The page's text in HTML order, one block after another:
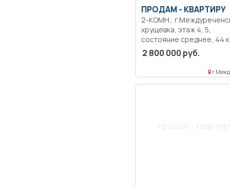
ПРОДАМ - КВАРТИРУ
2-КОМН., г Междуреченск,
хрущевка, этаж 4, 5,
состояние среднее, 44 кв.м,
31 кв.м, пластиковые
угловая, расположение
комнат вагончиком,
квартира в
доме с развитой
инфраструктурой, во
2 800 000 руб.
г
продам -